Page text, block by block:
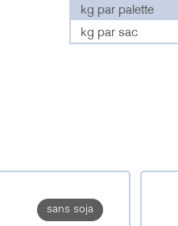
kg par palette
kg par sac
sans soja